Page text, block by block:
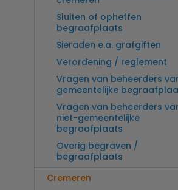
Sluiten of opheffen
begraafplaats
Sieraden e.a. grafgiften
Verordening / reglement
Vragen van beheerders
gemeentelijke
Vragen van beheerders
niet-gemeentelijke
begraafplaats
Overig begraven /
begraafplaats
Cremeren